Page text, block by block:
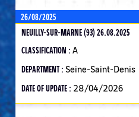
26/08/2025
NEUILLY-SUR-MARNE (93) 26.08.2025
CLASSIFICATION : A
DEPARTMENT : Seine-Saint-Denis
DATE OF UPDATE : 28/04/2026